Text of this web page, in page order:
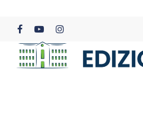
content
facebookyoutubeinstagram